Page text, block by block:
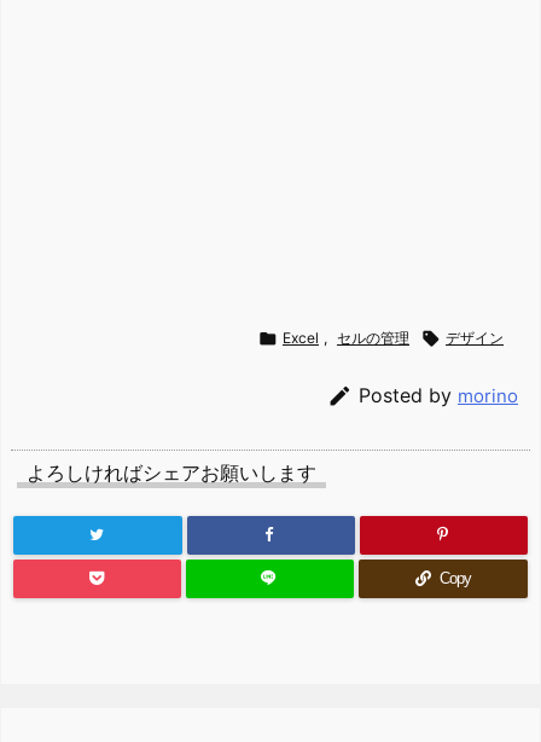
 Excel , セルの管理  デザイン
 Posted by morino
よろしければシェアお願いします
Copy